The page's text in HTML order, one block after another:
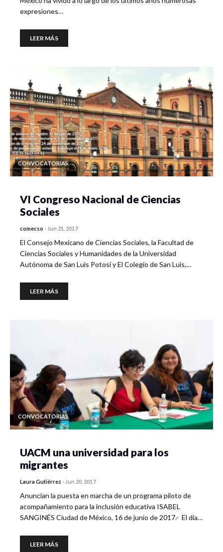
expresiones…
LEER MÁS
CONVOCATORIAS
VI Congreso Nacional de Ciencias
Sociales
comecso - Jun 21, 2017
El Consejo Mexicano de Ciencias Sociales, la Facultad de
Ciencias Sociales y Humanidades de la Universidad
Autónoma de San Luis Potosí y El Colegio de San Luis,…
LEER MÁS
CONVOCATORIAS
UACM una universidad para los
migrantes
Laura Gutiérrez - Jun 20, 2017
Anuncian la puesta en marcha de un programa piloto de
acompañamiento para la inclusión educativa ISABEL
SANGINÉS Ciudad de México, 16 de junio de 2017.- El día…
LEER MÁS